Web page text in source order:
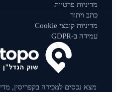
מדיניות פרטיות
כתב ויתור
מדיניות קובצי Cookie
עמידה ב-GDPR
מצא נכסים למכירה בקפריסין,